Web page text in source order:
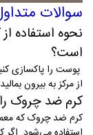
سوالات
نحوه استفاده
است؟
پوست را پاکسازی
از مرکز به بیرون بمالید. روزی ۲
کرم ضد چروک را
کرم ضد چروک که